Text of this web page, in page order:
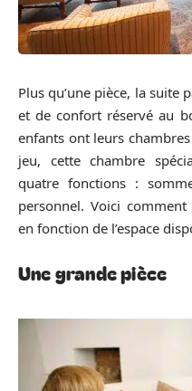
Plus qu’une pièce, la suite
et de confort réservé au
enfants ont leurs
jeu, cette chambre
quatre fonctions :
personnel. Voici
en fonction de l’espace
Une grande pièce